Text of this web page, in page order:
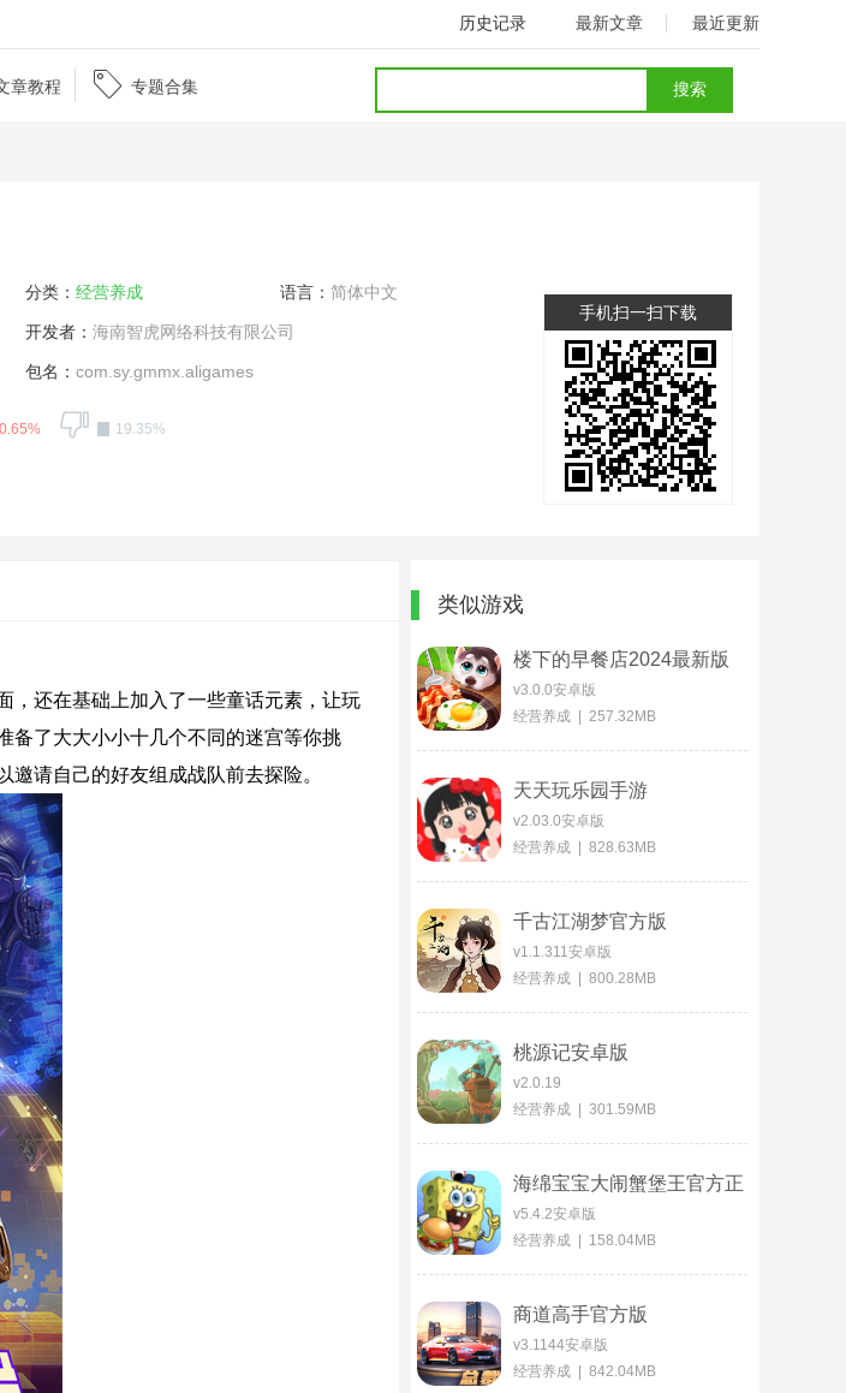
历史记录 最新文章 最近更新
章教程  专题合集
分类： 经营养成 语言： 简体中文
开发者： 海南智虎网络科技有限公司
包名： com.sy.gmmx.aligames
19.35%
手机扫一扫下载
，还在基础上加入了一些童话元素，让玩
备了大大小小十几个不同的迷宫等你挑
请自己的好友组成战队前去探险。
类似游戏
楼下的早餐店2024最新版
v3.0.0安卓版
经营养成 | 257.32MB
天天玩乐园手游
v2.03.0安卓版
经营养成 | 828.63MB
千古江湖梦官方版
v1.1.311安卓版
经营养成 | 800.28MB
桃源记安卓版
v2.0.19
经营养成 | 301.59MB
海绵宝宝大闹蟹堡王官方正
版
v5.4.2安卓版
经营养成 | 158.04MB
商道高手官方版
v3.1144安卓版
经营养成 | 842.04MB